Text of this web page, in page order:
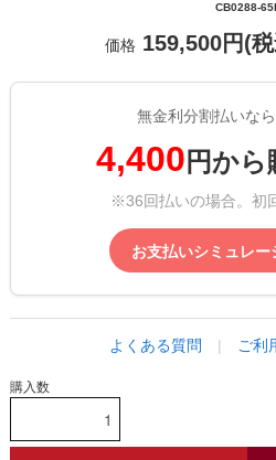
CB0288-
価格 159,500円(
無金利分割払いな
4,400 円から
※36回払いの場合。初
お支払いシミュレー
よくある質問 | ご利
購入数